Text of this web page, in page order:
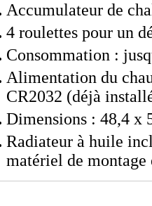
Accumulateur de
4 roulettes pour un
Consommation :
Alimentation du
CR2032 (déjà
Dimensions : 48,4 x
Radiateur à huile
matériel de